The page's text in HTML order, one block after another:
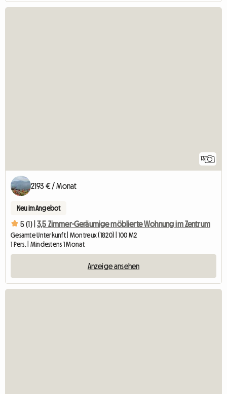
13
2193 € / Monat
Neu im Angebot
5 (1) | 3,5 Zimmer-Geräumige möblierte Wohnung im Zentrum
Gesamte Unterkunft | Montreux (1820) | 100 M2
1 Pers. | Mindestens 1 Monat
Anzeige ansehen